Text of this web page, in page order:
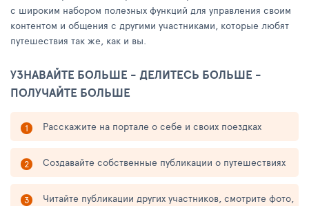
с широким набором полезных функций для управления своим
контентом и общения с другими участниками, которые любят
путешествия так же, как и вы.
УЗНАВАЙТЕ БОЛЬШЕ - ДЕЛИТЕСЬ БОЛЬШЕ -
ПОЛУЧАЙТЕ БОЛЬШЕ
Расскажите на портале о себе и своих поездках
Создавайте собственные публикации о путешествиях
Читайте публикации других участников, смотрите фото,